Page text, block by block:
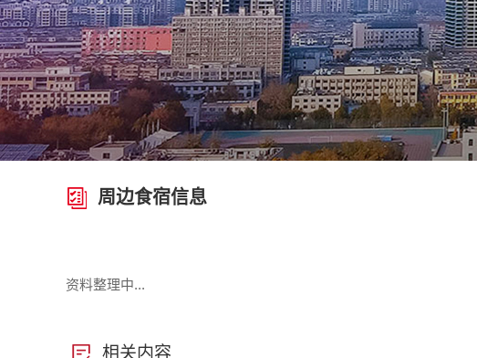
周边食宿信息
资料整理中...
相关内容